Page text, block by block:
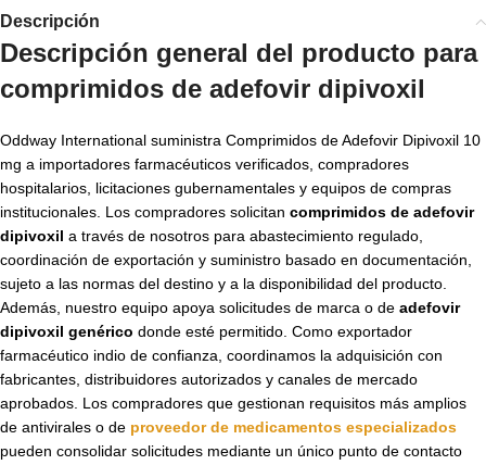
Descripción
Descripción general del producto para
comprimidos de adefovir dipivoxil
Oddway International suministra Comprimidos de Adefovir Dipivoxil 10
mg a importadores farmacéuticos verificados, compradores
hospitalarios, licitaciones gubernamentales y equipos de compras
institucionales. Los compradores solicitan comprimidos de adefovir
dipivoxil a través de nosotros para abastecimiento regulado,
coordinación de exportación y suministro basado en documentación,
sujeto a las normas del destino y a la disponibilidad del producto.
Además, nuestro equipo apoya solicitudes de marca o de adefovir
dipivoxil genérico donde esté permitido. Como exportador
farmacéutico indio de confianza, coordinamos la adquisición con
fabricantes, distribuidores autorizados y canales de mercado
aprobados. Los compradores que gestionan requisitos más amplios
de antivirales o de proveedor de medicamentos especializados
pueden consolidar solicitudes mediante un único punto de contacto